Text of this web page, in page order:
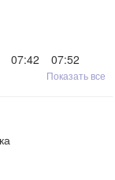
07:42
07:52
Показать все